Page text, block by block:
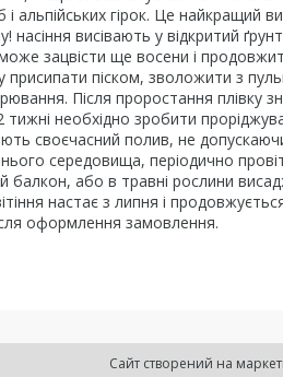
альпійських гірок. Це найкращий
висівають у відкритий
зацвісти ще восени і
піском, зволожити з
Після проростання плівку
необхідно зробити
своєчасний полив, не
середовища, періодично
або в травні рослини
настає з липня і
оформлення замовлення.
Сайт створений на